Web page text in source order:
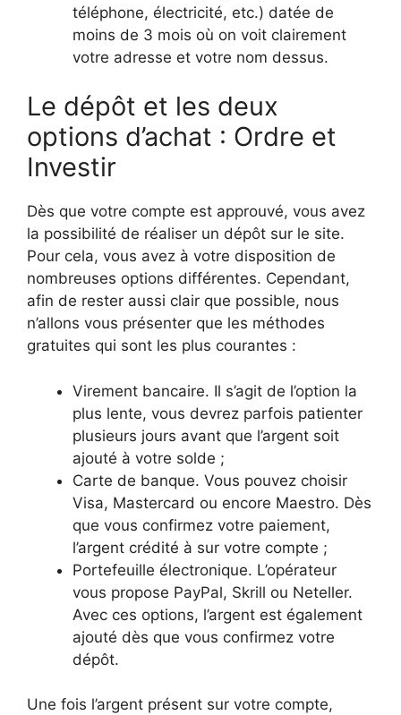
téléphone, électricité, etc.) datée de
moins de 3 mois où on voit clairement
votre adresse et votre nom dessus.
Le dépôt et les deux
options d’achat : Ordre et
Investir
Dès que votre compte est approuvé, vous avez
la possibilité de réaliser un dépôt sur le site.
Pour cela, vous avez à votre disposition de
nombreuses options différentes. Cependant,
afin de rester aussi clair que possible, nous
n’allons vous présenter que les méthodes
gratuites qui sont les plus courantes :
Virement bancaire. Il s’agit de l’option la
plus lente, vous devrez parfois patienter
plusieurs jours avant que l’argent soit
ajouté à votre solde ;
Carte de banque. Vous pouvez choisir
Visa, Mastercard ou encore Maestro. Dès
que vous confirmez votre paiement,
l’argent crédité à sur votre compte ;
Portefeuille électronique. L’opérateur
vous propose PayPal, Skrill ou Neteller.
Avec ces options, l’argent est également
ajouté dès que vous confirmez votre
dépôt.
Une fois l’argent présent sur votre compte,